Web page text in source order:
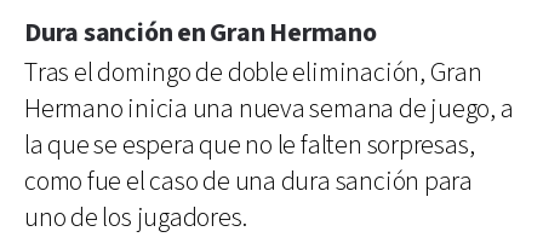
Dura sanción en Gran Hermano
Tras el domingo de doble eliminación, Gran
Hermano inicia una nueva semana de juego, a
la que se espera que no le falten sorpresas,
como fue el caso de una dura sanción para
uno de los jugadores.